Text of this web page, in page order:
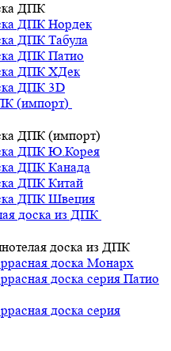
ДПК
ДПК Нордек
ДПК Табула
ДПК Патио
ДПК ХДек
ДПК 3D
(импорт)
ДПК (импорт)
ДПК Ю.Корея
ДПК Канада
ДПК Китай
ДПК Швеция
доска из ДПК
доска из ДПК
доска Монарх
доска серия Патио
доска серия